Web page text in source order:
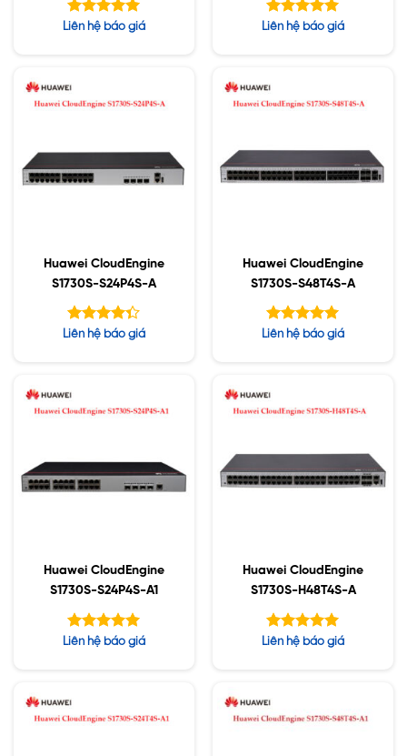
Được xếp
Liên hệ báo giá
Được xếp
Liên hệ báo giá
Huawei CloudEngine
S1730S-S24P4S-A
Được xếp
Liên hệ báo giá
Huawei CloudEngine
S1730S-S48T4S-A
Được xếp
Liên hệ báo giá
Huawei CloudEngine
S1730S-S24P4S-A1
Được xếp
Liên hệ báo giá
Huawei CloudEngine
S1730S-H48T4S-A
Được xếp
Liên hệ báo giá